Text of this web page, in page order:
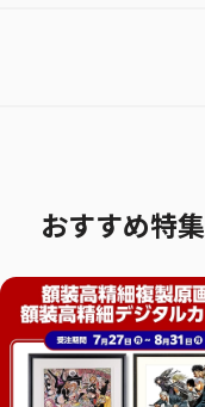
おすすめ特集